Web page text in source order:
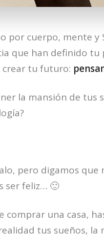
por cuerpo, mente
que han definido tu
crear tu futuro:
la mansión de tus
pero digamos que
ser feliz… 🙂
una casa,
tus sueños, la